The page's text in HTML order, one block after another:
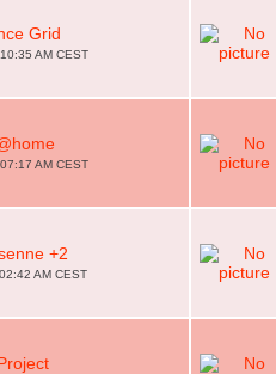
Grid
AM CEST
AM CEST
+2
AM CEST